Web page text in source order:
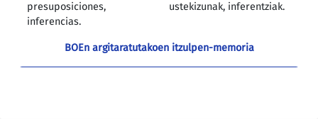
presuposiciones,
inferencias.
ustekizunak, inferentziak.
BOEn argitaratutakoen itzulpen-memoria